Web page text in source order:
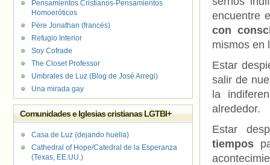
encuentre
con
mismos en
Estar
salir de
la
alrededor.
Estar
tiempos
Pensamientos Cristianos-Pensamientos
Homoeróticos
Père Jonathan (francés)
Refugio Interior
Soy Cofrade
The Closet Professor
Umbrales de Luz (Blog de José Arregi)
Una mirada gay
Comunidades e Iglesias cristianas LGTBI+
Casa de Luz (dejando huella)
Cathedral of Hope/Catedral de la Esperanza
(Texas, EE.UU.)